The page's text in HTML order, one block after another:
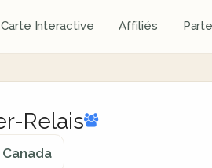
Carte Interactive Affiliés
Relais